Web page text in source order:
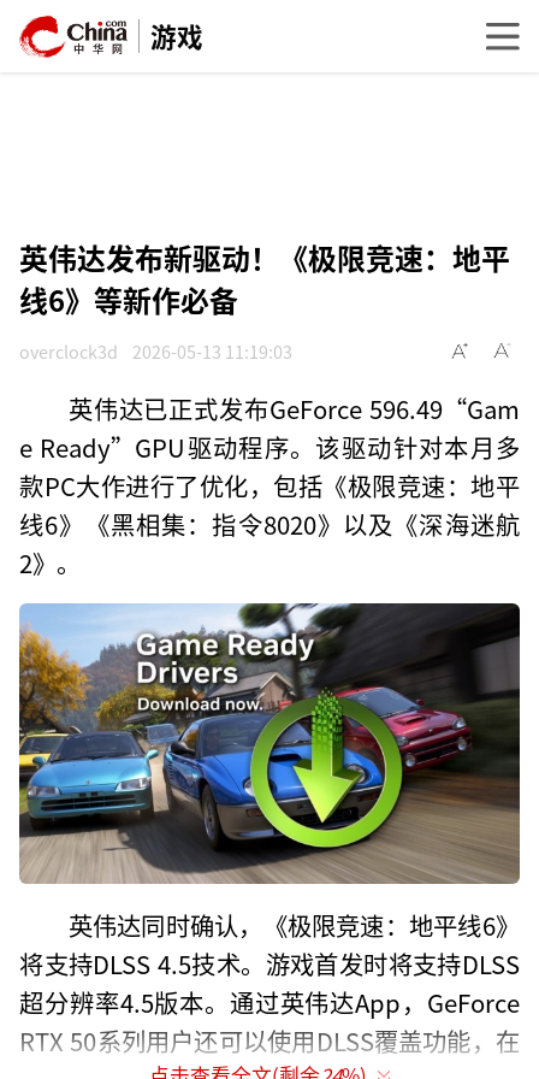
游戏
英伟达发布新驱动！《极限竞速：地平
线6》等新作必备
overclock3d 2026-05-13 11:19:03
英伟达已正式发布GeForce 596.49“Gam
e Ready”GPU驱动程序。该驱动针对本月多
款PC大作进行了优化，包括《极限竞速：地平
线6》《黑相集：指令8020》以及《深海迷航
2》。
英伟达同时确认，《极限竞速：地平线6》
将支持DLSS 4.5技术。游戏首发时将支持DLSS
超分辨率4.5版本。通过英伟达App，GeForce
RTX 50系列用户还可以使用DLSS覆盖功能，在